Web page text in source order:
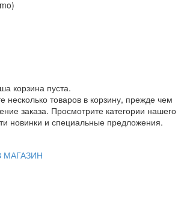
корзина пуста.
несколько товаров в корзину, прежде чем
заказа. Просмотрите категории нашего
новинки и специальные предложения.
МАГАЗИН